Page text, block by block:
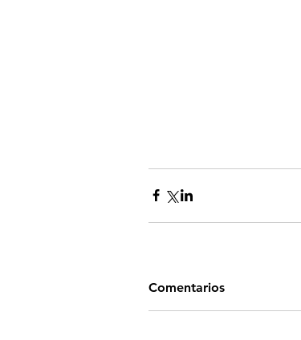
Comentarios